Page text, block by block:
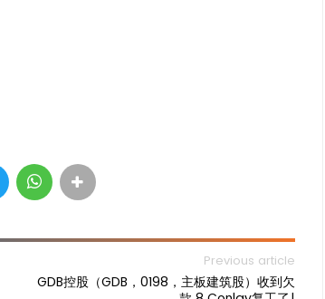
Previous article
GDB控股（GDB，0198，主板建筑股）收到欠